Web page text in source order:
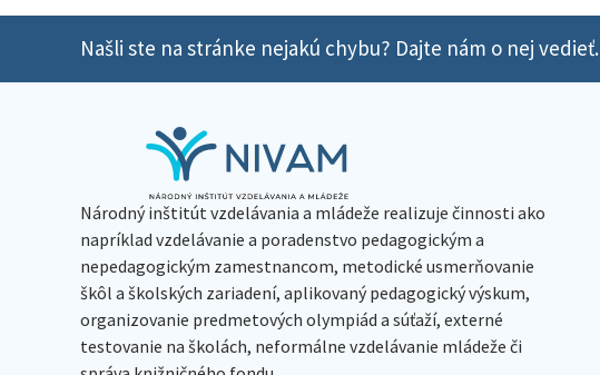
Našli ste na stránke nejakú chybu? Dajte nám o nej vedieť.
Národný inštitút vzdelávania a mládeže realizuje činnosti ako
napríklad vzdelávanie a poradenstvo pedagogickým a
nepedagogickým zamestnancom, metodické usmerňovanie
škôl a školských zariadení, aplikovaný pedagogický výskum,
organizovanie predmetových olympiád a súťaží, externé
testovanie na školách, neformálne vzdelávanie mládeže či